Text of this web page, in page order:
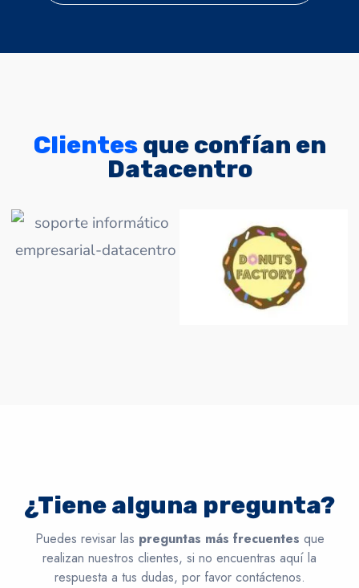
Clientesque confían en
Datacentro
¿Tiene alguna pregunta?
Puedes revisar las preguntas más frecuentes que
realizan nuestros clientes, si no encuentras aquí la
respuesta a tus dudas, por favor contáctenos.